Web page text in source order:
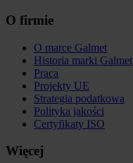
O firmie
O marce Galmet
Historia marki Galmet
Praca
Projekty UE
Strategia podatkowa
Polityka jakości
Certyfikaty ISO
Więcej